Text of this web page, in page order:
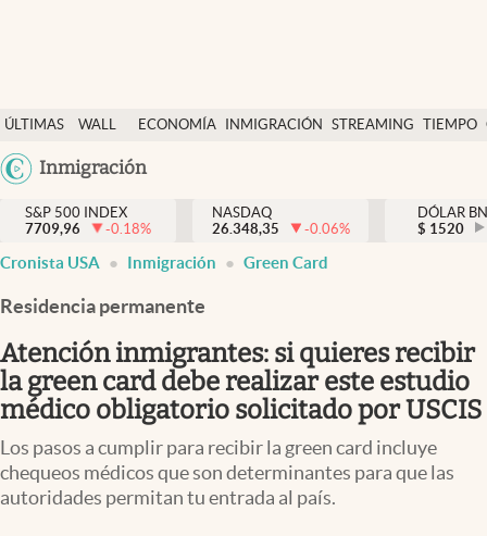
ÚLTIMAS
NOTICIAS
WALL
Y
DÓLAR
ECONOMÍA INMIGRACIÓN STREAMING TIEMPO
México
Inmigración
Finanzas y economía
Wall Street y dólar
Inmigración
Espiritual
Streaming
PC y mobile
Lifestyle
S&P 500 INDEX
7709,96
-0.18%
NASDAQ
26.348,35
-0.06%
DÓLAR
$ 1520
Cronista USA Inmigración Green Card
Residencia permanente
Atención inmigrantes: si quieres recibir
la green card debe realizar este estudio
médico obligatorio solicitado por USCIS
Los pasos a cumplir para recibir la green card incluye
chequeos médicos que son determinantes para que las
autoridades permitan tu entrada al país.